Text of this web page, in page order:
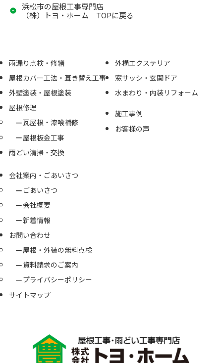
浜松市の屋根工事専門店
（株）トヨ・ホーム TOPに戻る
雨漏り点検・修繕
屋根カバー工法・葺き替え工事
外壁塗装・屋根塗装
屋根修理
瓦屋根・漆喰補修
屋根板金工事
雨どい清掃・交換
外構エクステリア
窓サッシ・玄関ドア
水まわり・内装リフォーム
施工事例
お客様の声
会社案内・ごあいさつ
ごあいさつ
会社概要
新着情報
お問い合わせ
屋根・外装の無料点検
資料請求のご案内
プライバシーポリシー
サイトマップ